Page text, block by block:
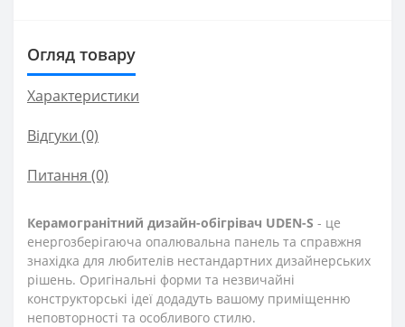
Огляд товару
Характеристики
Відгуки (0)
Питання (0)
Керамогранітний дизайн-обігрівач UDEN-S - це
енергозберігаюча опалювальна панель та справжня
знахідка для любителів нестандартних дизайнерських
рішень. Оригінальні форми та незвичайні
конструкторські ідеї додадуть вашому приміщенню
неповторності та особливого стилю.